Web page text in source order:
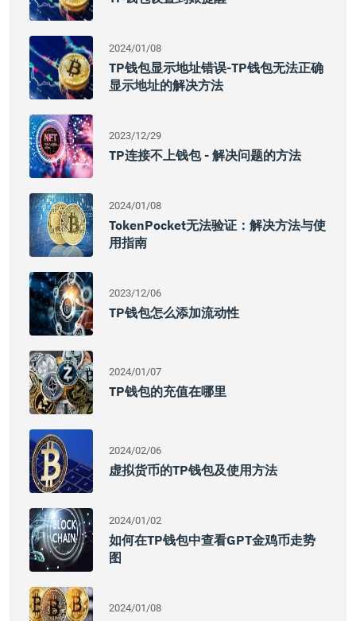
2024/01/08
TP钱包显示地址错误-TP钱包无法正确
显示地址的解决方法
2023/12/29
TP连接不上钱包 - 解决问题的方法
2024/01/08
TokenPocket无法验证：解决方法与使
用指南
2023/12/06
TP钱包怎么添加流动性
2024/01/07
TP钱包的充值在哪里
2024/02/06
虚拟货币的TP钱包及使用方法
2024/01/02
如何在TP钱包中查看GPT金鸡币走势
图
2024/01/08